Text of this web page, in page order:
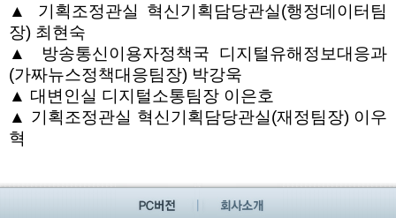
▲ 기획조정관실 혁신기획담당관실(행정데이터팀
장) 최현숙
▲
방송통신이용자정책국 디지털유해정보대응과
(가짜뉴스정책대응팀장) 박강욱
▲ 대변인실 디지털소통팀장 이은호
▲ 기획조정관실 혁신기획담당관실(재정팀장) 이우
혁